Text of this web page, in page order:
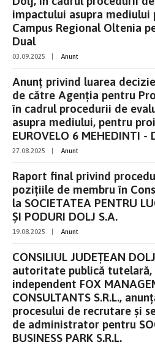
impactului asupra
Campus Regional Oltenia
Dual
03.09.2025 Anunt
Anunț privind luarea
de către Agenția pentru
în cadrul procedurii de
asupra mediului, pentru
EUROVELO 6 MEHEDINTI -
27.08.2025 Anunt
Raport final privind
pozițiile de membru în
la SOCIETATEA PENTRU
ȘI PODURI DOLJ S.A.
19.08.2025 Anunt
CONSILIUL JUDEȚEAN
autoritate publică tutelară,
independent FOX
CONSULTANTS S.R.L.,
procesului de recrutare şi
de administrator pentru
BUSINESS PARK S.R.L.